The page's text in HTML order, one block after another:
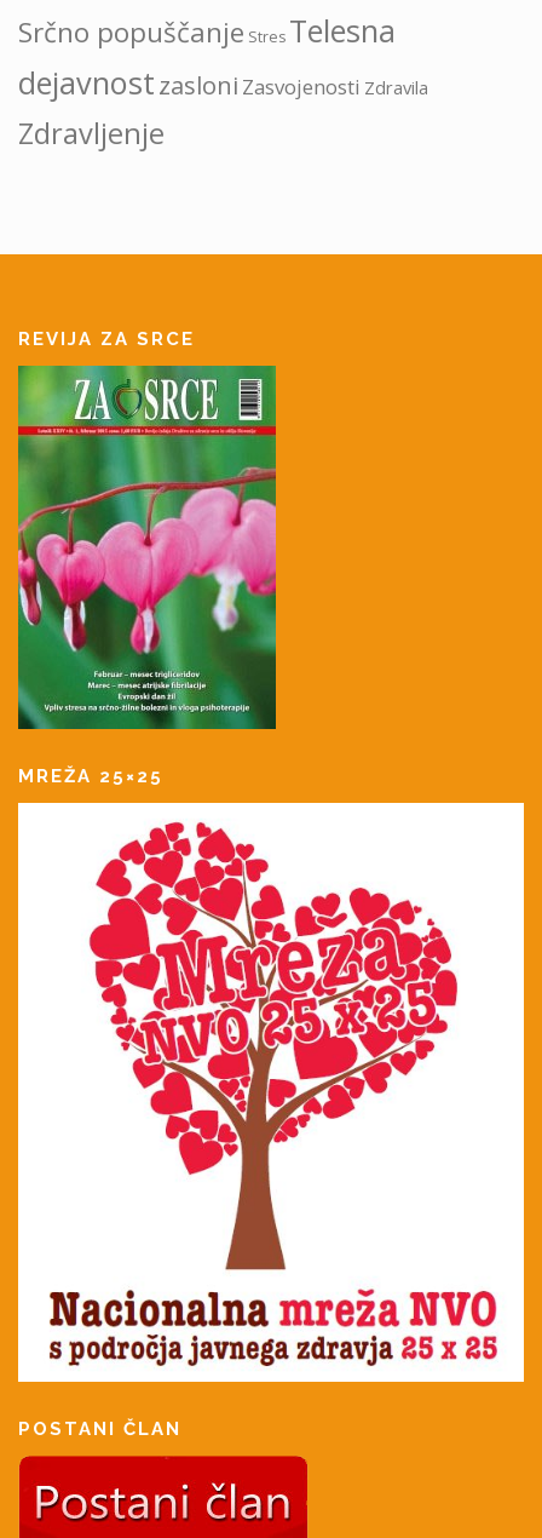
Srčno popuščanje Stres Telesna
dejavnostzasloni Zasvojenosti Zdravila
Zdravljenje
REVIJA ZA SRCE
MREŽA 25×25
POSTANI ČLAN